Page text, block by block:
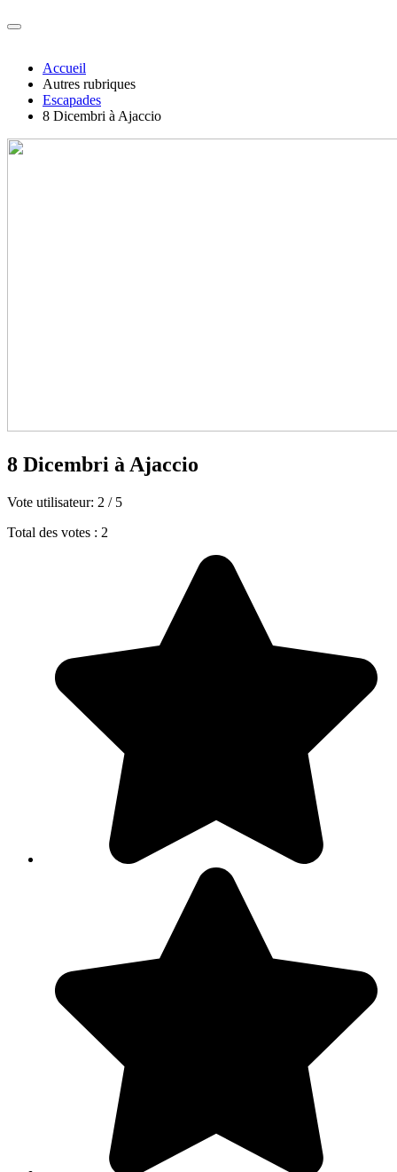
Accueil
Autres rubriques
Escapades
8 Dicembri à Ajaccio
8 Dicembri à Ajaccio
Vote utilisateur: 2 / 5
Total des votes : 2